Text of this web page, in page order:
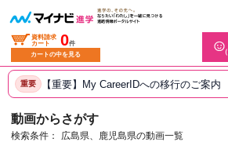
資料請求
カート
0件
カートの中を見る
重要 【重要】My CareerIDへの移行のご案内
動画からさがす
検索条件： 広島県、鹿児島県の動画一覧